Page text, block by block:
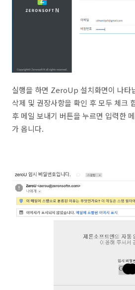
실행을 하면 ZeroUp 설치화면이 나타
삭제 및 권장사항을 확인 후 모두 체크
후 메일 보내기 버튼을 누르면 입력한
가 옵니다.